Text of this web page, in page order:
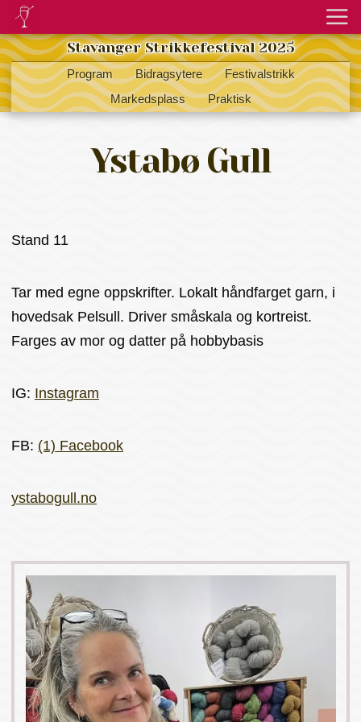
Stavanger Strikkefestival 2025
Program Bidragsytere
Festivalstrikk
Markedsplass
Praktisk
Ystabø Gull
Stand 11
Tar med egne oppskrifter. Lokalt håndfarget garn, i
hovedsak Pelsull. Driver småskala og kortreist.
Farges av mor og datter på hobbybasis
IG: Instagram
FB: (1) Facebook
ystabogull.no